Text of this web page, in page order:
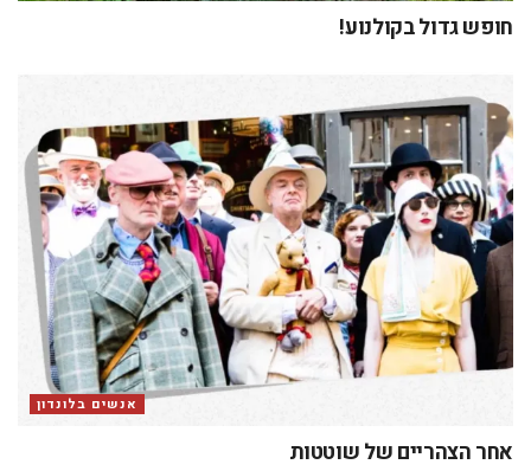
חופש גדול בקולנוע!
אנשים בלונדון
אחר הצהריים של שוטטות